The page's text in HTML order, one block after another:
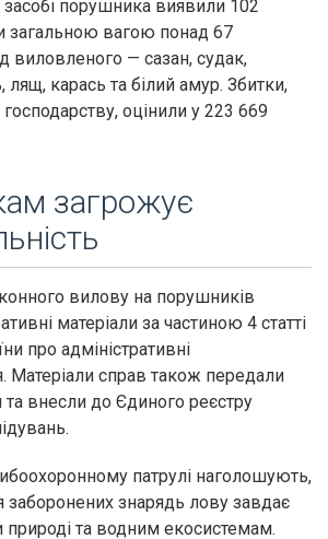
порушника виявили 102
загальною вагою понад 67
виловленого — сазан, судак,
лящ, карась та білий амур. Збитки,
оцінили у 223 669
загрожує
вилову на порушників
матеріали за частиною 4 статті
про адміністративні
Матеріали справ також передали
внесли до Єдиного реєстру
патрулі наголошують,
знарядь лову завдає
та водним екосистемам.